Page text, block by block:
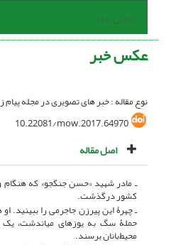
تماس با ما
عکس خبر
نوع مقاله : خبر های تصویری در مجله پیام
10.22081/mow.2017.64970
اصل مقاله
ـ مادر شهید «حسن جنگجو» که
کشور درگذشت.
ـ چهرۀ این پیرزن جاجرمی را
حملۀ سگ به یوزهای میاندشت،
محیط‌بانان برسند.